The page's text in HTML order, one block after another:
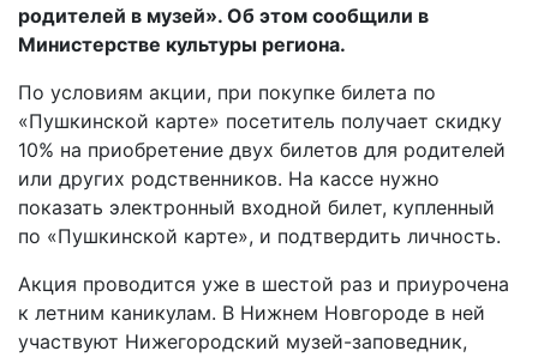
родителей в музей». Об этом сообщили в
Министерстве культуры региона.
По условиям акции, при покупке билета по
«Пушкинской карте» посетитель получает скидку
10% на приобретение двух билетов для родителей
или других родственников. На кассе нужно
показать электронный входной билет, купленный
по «Пушкинской карте», и подтвердить личность.
Акция проводится уже в шестой раз и приурочена
к летним каникулам. В Нижнем Новгороде в ней
участвуют Нижегородский музей-заповедник,